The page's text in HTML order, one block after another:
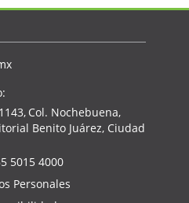
datos consumes en
Col. Nochebuena,
Benito Juárez, Ciudad
5015 4000
Personales